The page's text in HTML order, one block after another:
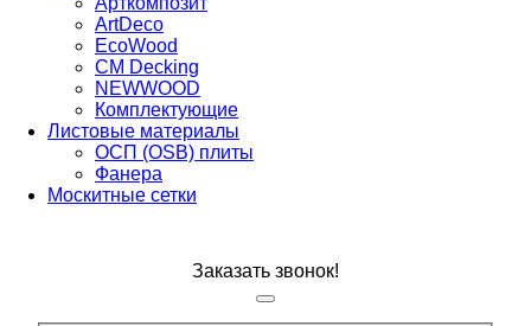
ArtDeco
EcoWood
CM Decking
NEWWOOD
Комплектующие
Листовые материалы
ОСП (OSB) плиты
Фанера
Москитные сетки
Заказать звонок!